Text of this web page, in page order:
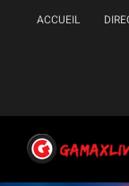
PasserACCUEIL